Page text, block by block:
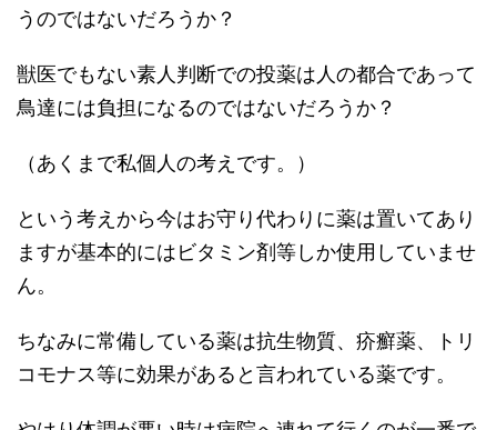
うのではないだろうか？
獣医でもない素人判断での投薬は人の都合であって
鳥達には負担になるのではないだろうか？
（あくまで私個人の考えです。）
という考えから今はお守り代わりに薬は置いてあり
ますが基本的にはビタミン剤等しか使用していませ
ん。
ちなみに常備している薬は抗生物質、疥癬薬、トリ
コモナス等に効果があると言われている薬です。